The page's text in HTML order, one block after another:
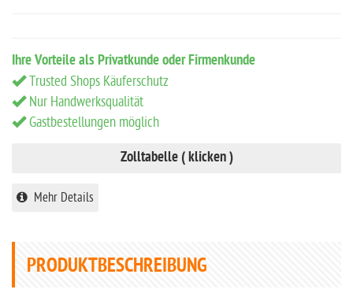
Ihre Vorteile als Privatkunde oder Firmenkunde
Trusted Shops Käuferschutz
Nur Handwerksqualität
Gastbestellungen möglich
Zolltabelle ( klicken )
Mehr Details
PRODUKTBESCHREIBUNG